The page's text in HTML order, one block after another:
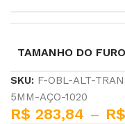
TAMANHO DO
SKU: F-OBL-ALT-
5MM-AÇO-1020
R$ 283,84 – R$